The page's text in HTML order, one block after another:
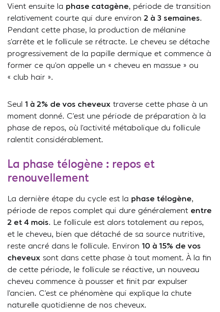
Vient ensuite la phase catagène, période de transition
relativement courte qui dure environ 2 à 3 semaines.
Pendant cette phase, la production de mélanine
s’arrête et le follicule se rétracte. Le cheveu se détache
progressivement de la papille dermique et commence à
former ce qu’on appelle un « cheveu en massue » ou
« club hair ».
Seul 1 à 2% de vos cheveux traverse cette phase à un
moment donné. C’est une période de préparation à la
phase de repos, où l’activité métabolique du follicule
ralentit considérablement.
La phase télogène : repos et
renouvellement
La dernière étape du cycle est la phase télogène,
période de repos complet qui dure généralement entre
2 et 4 mois. Le follicule est alors totalement au repos,
et le cheveu, bien que détaché de sa source nutritive,
reste ancré dans le follicule. Environ 10 à 15% de vos
cheveux sont dans cette phase à tout moment. À la fin
de cette période, le follicule se réactive, un nouveau
cheveu commence à pousser et finit par expulser
l’ancien. C’est ce phénomène qui explique la chute
naturelle quotidienne de nos cheveux.